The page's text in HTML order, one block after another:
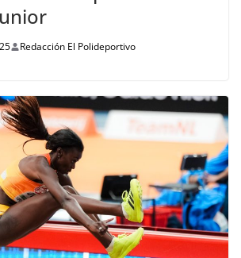
Redacción El Polideportivo